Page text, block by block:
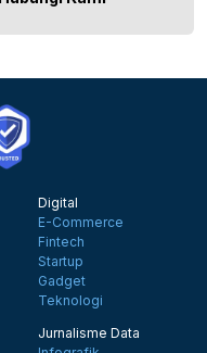
Digital
E-Commerce
Fintech
Startup
Gadget
Teknologi
Jurnalisme Data